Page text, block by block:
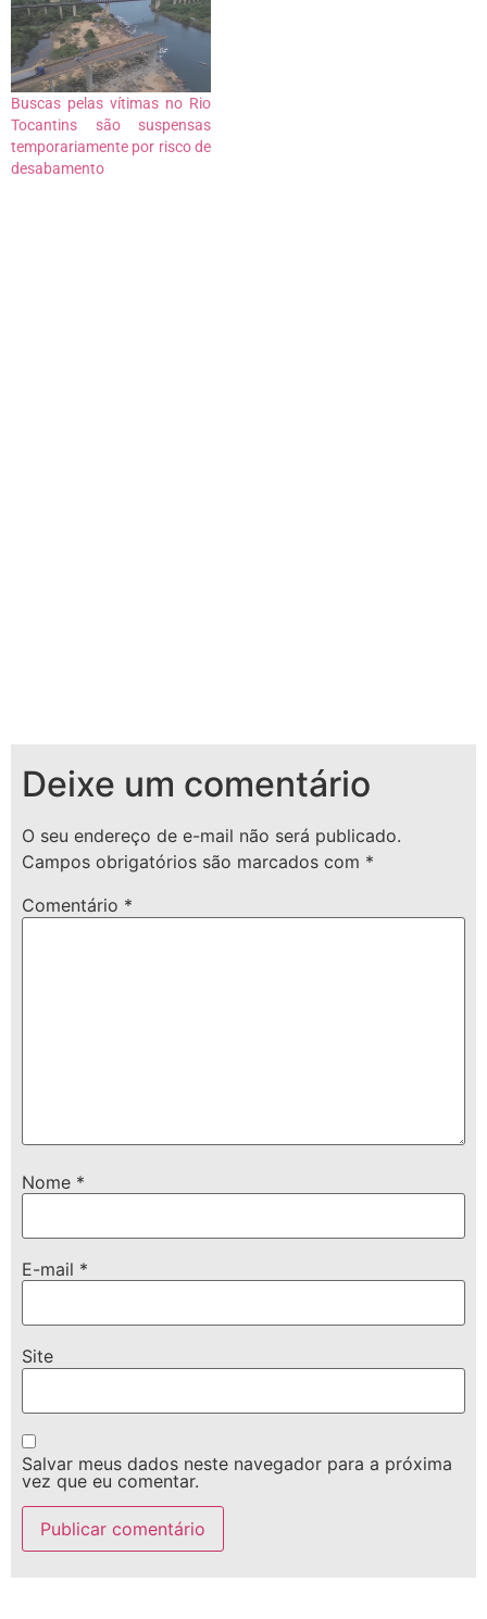
Buscas pelas vítimas no Rio
Tocantins são suspensas
temporariamente por risco de
desabamento
Deixe um comentário
O seu endereço de e-mail não será publicado.
Campos obrigatórios são marcados com *
Comentário *
Nome *
E-mail *
Site
Salvar meus dados neste navegador para a próxima
vez que eu comentar.